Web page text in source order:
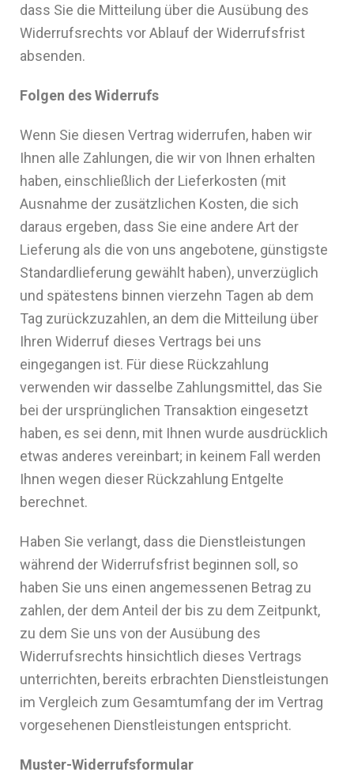
dass Sie die Mitteilung über die Ausübung des
Widerrufsrechts vor Ablauf der Widerrufsfrist
absenden.
Folgen des Widerrufs
Wenn Sie diesen Vertrag widerrufen, haben wir
Ihnen alle Zahlungen, die wir von Ihnen erhalten
haben, einschließlich der Lieferkosten (mit
Ausnahme der zusätzlichen Kosten, die sich
daraus ergeben, dass Sie eine andere Art der
Lieferung als die von uns angebotene, günstigste
Standardlieferung gewählt haben), unverzüglich
und spätestens binnen vierzehn Tagen ab dem
Tag zurückzuzahlen, an dem die Mitteilung über
Ihren Widerruf dieses Vertrags bei uns
eingegangen ist. Für diese Rückzahlung
verwenden wir dasselbe Zahlungsmittel, das Sie
bei der ursprünglichen Transaktion eingesetzt
haben, es sei denn, mit Ihnen wurde ausdrücklich
etwas anderes vereinbart; in keinem Fall werden
Ihnen wegen dieser Rückzahlung Entgelte
berechnet.
Haben Sie verlangt, dass die Dienstleistungen
während der Widerrufsfrist beginnen soll, so
haben Sie uns einen angemessenen Betrag zu
zahlen, der dem Anteil der bis zu dem Zeitpunkt,
zu dem Sie uns von der Ausübung des
Widerrufsrechts hinsichtlich dieses Vertrags
unterrichten, bereits erbrachten Dienstleistungen
im Vergleich zum Gesamtumfang der im Vertrag
vorgesehenen Dienstleistungen entspricht.
Muster-Widerrufsformular